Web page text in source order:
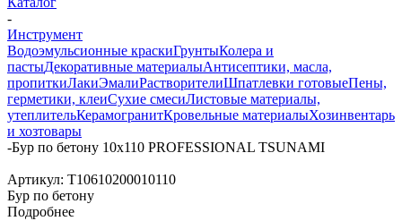
-
Инструмент
Водоэмульсионные краскиГрунтыКолера и
пастыДекоративные материалыАнтисептики, масла,
пропиткиЛакиЭмалиРастворителиШпатлевки готовыеПены,
герметики, клеиСухие смесиЛистовые материалы,
утеплительКерамогранитКровельные материалыХозинвентарь
и хозтовары
-Бур по бетону 10x110 PROFESSIONAL TSUNAMI
Артикул: T10610200010110
Бур по бетону
Подробнее